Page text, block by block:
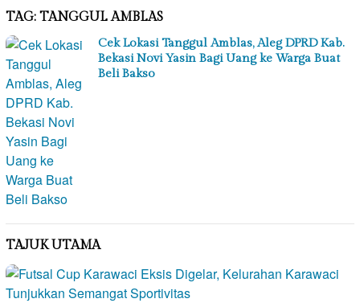
TAG: TANGGUL AMBLAS
Cek Lokasi Tanggul Amblas, Aleg DPRD Kab.
Bekasi Novi Yasin Bagi Uang ke Warga Buat
Beli Bakso
TAJUK UTAMA